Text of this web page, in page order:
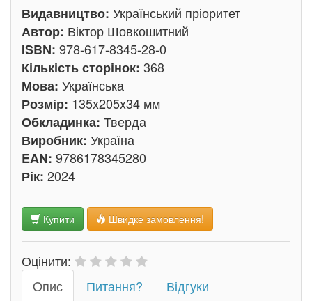
Видавництво: Український пріоритет
Автор: Віктор Шовкошитний
ISBN: 978-617-8345-28-0
Кількість сторінок: 368
Мова: Українська
Розмір: 135x205x34 мм
Обкладинка: Тверда
Виробник: Україна
EAN: 9786178345280
Рік: 2024
Купити Швидке замовлення!
Оцінити:
Oпис
Питання?
Відгуки